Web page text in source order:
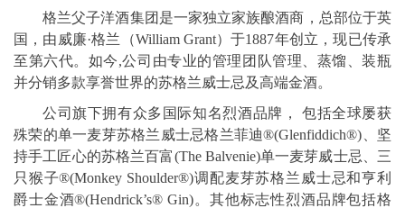
格兰父子洋酒集团是一家独立家族酿酒商，总部位于英
国，由威廉·格兰（William Grant）于1887年创立，现已传承
至第六代。如今,公司由专业的管理团队管理、蒸馏、装瓶
并分销多款享誉世界的苏格兰威士忌及高端金酒。
公司旗下拥有众多国际知名烈酒品牌， 包括全球屡获
殊荣的单一麦芽苏格兰威士忌格兰菲迪®(Glenfiddich®)、坚
持手工匠心的苏格兰百富(The Balvenie)单一麦芽威士忌、三
只猴子®(Monkey Shoulder®)调配麦芽苏格兰威士忌和亨利
爵士金酒®(Hendrick’s® Gin)。其他标志性烈酒品牌包括格